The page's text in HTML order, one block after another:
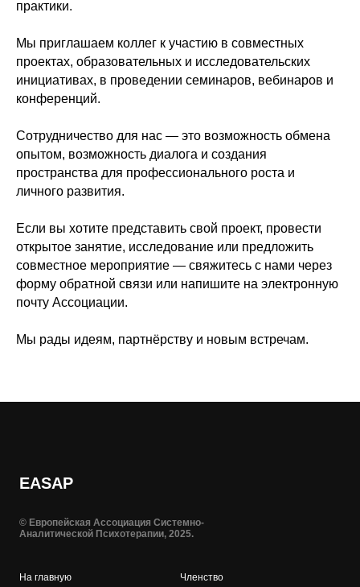
практики.
Мы приглашаем коллег к участию в совместных
проектах, образовательных и исследовательских
инициативах, в проведении семинаров, вебинаров и
конференций.
Сотрудничество для нас — это возможность обмена
опытом, возможность диалога и создания
пространства для профессионального роста и
личного развития.
Если вы хотите представить свой проект, провести
открытое занятие, исследование или предложить
совместное мероприятие — свяжитесь с нами через
форму обратной связи или напишите на электронную
почту Ассоциации.
Мы рады идеям, партнёрству и новым встречам.
EASAP
© Европейская Ассоциация Системно-
Аналитической Психотерапии, 2025.
На главную Членство